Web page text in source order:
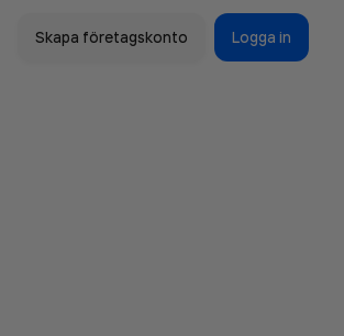
Skapa företagskonto Logga in